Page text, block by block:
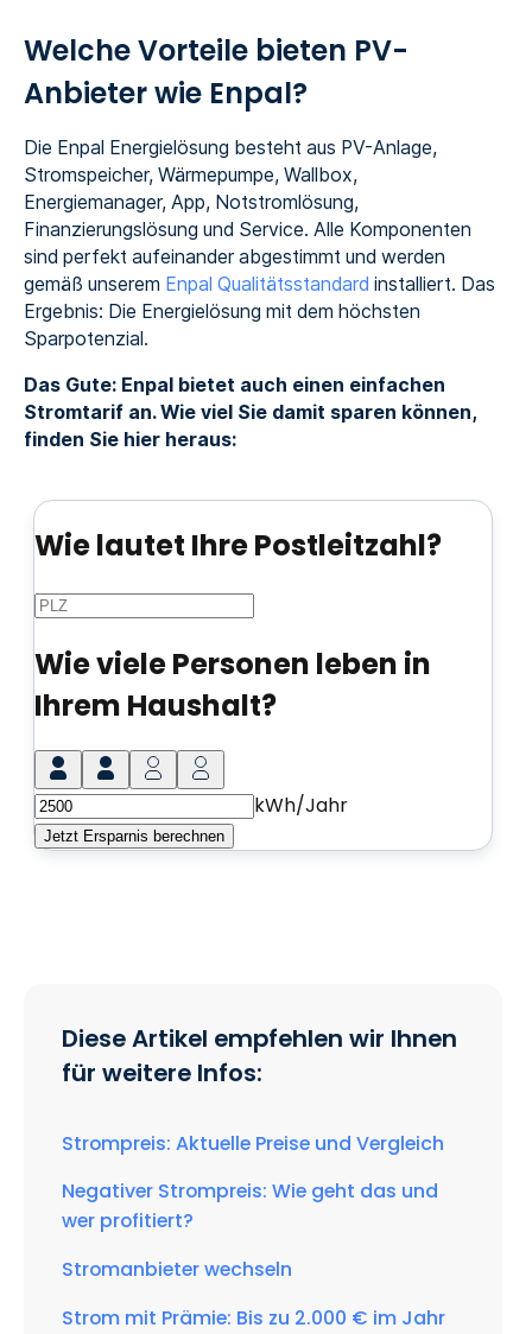
Welche Vorteile bieten PV-
Anbieter wie Enpal?
Die Enpal Energielösung besteht aus PV-Anlage,
Stromspeicher, Wärmepumpe, Wallbox,
Energiemanager, App, Notstromlösung,
Finanzierungslösung und Service. Alle Komponenten
sind perfekt aufeinander abgestimmt und werden
gemäß unserem Enpal Qualitätsstandard installiert. Das
Ergebnis: Die Energielösung mit dem höchsten
Sparpotenzial.
Das Gute: Enpal bietet auch einen einfachen
Stromtarif an. Wie viel Sie damit sparen können,
finden Sie hier heraus:
Diese Artikel empfehlen wir Ihnen
für weitere Infos:
Strompreis: Aktuelle Preise und Vergleich
Negativer Strompreis: Wie geht das und
wer profitiert?
Stromanbieter wechseln
Strom mit Prämie: Bis zu 2.000 € im Jahr